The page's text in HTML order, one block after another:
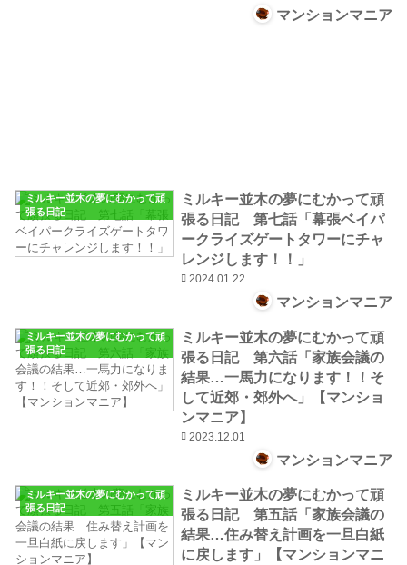
マンションマニア
ミルキー並木の夢にむかって頑
張る日記
ミルキー並木の夢にむかって頑
張る日記 第七話「幕張ベイパ
ークライズゲートタワーにチャ
レンジします！！」
2024.01.22
マンションマニア
ミルキー並木の夢にむかって頑
張る日記
ミルキー並木の夢にむかって頑
張る日記 第六話「家族会議の
結果…一馬力になります！！そ
して近郊・郊外へ」【マンショ
ンマニア】
2023.12.01
マンションマニア
ミルキー並木の夢にむかって頑
張る日記
ミルキー並木の夢にむかって頑
張る日記 第五話「家族会議の
結果…住み替え計画を一旦白紙
に戻します」【マンションマニ